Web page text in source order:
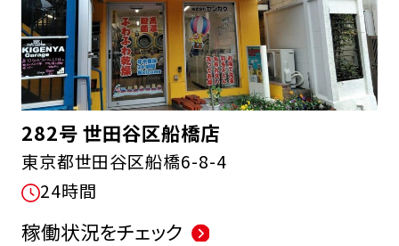
282号 世田谷区船橋店
東京都世田谷区船橋6-8-4
24時間
稼働状況をチェック